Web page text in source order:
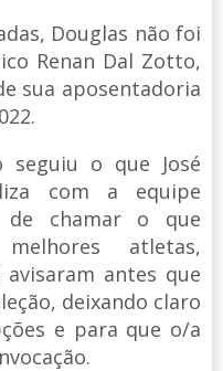
Douglas não foi
Renan Dal Zotto,
sua aposentadoria
seguiu o que José
com a equipe
de chamar o que
atletas,
antes que
deixando claro
e para que o/a